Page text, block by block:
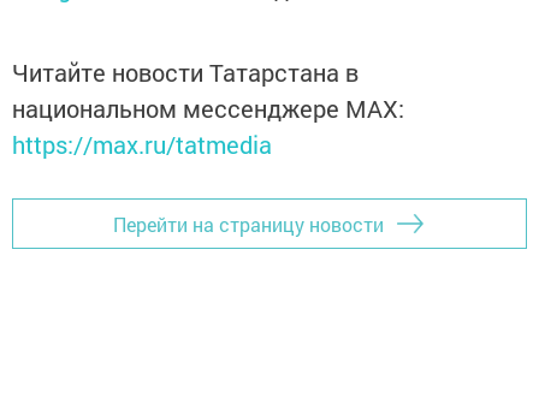
Читайте новости Татарстана в
национальном мессенджере MАХ:
https://max.ru/tatmedia
Перейти на страницу новости